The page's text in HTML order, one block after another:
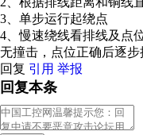
3、单步运行起绕点
4、慢速绕线看排线及点
无撞击，点位正确后逐步
回复 引用 举报
回复本条